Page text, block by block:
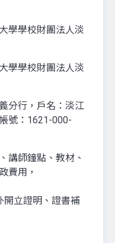
學校財團法人淡
學校財團法人淡
行，戶名：淡江
號：1621-000-
師鐘點、教材、
務行政費用，
立證明、證書補